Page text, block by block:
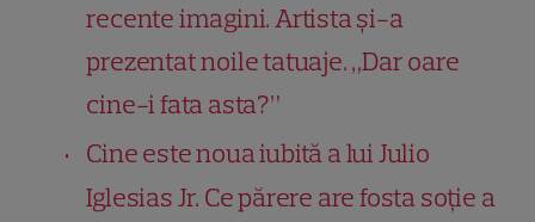
recente imagini. Artista și-a
prezentat noile tatuaje. „Dar oare
cine-i fata asta?”
Cine este noua iubită a lui Julio
Iglesias Jr. Ce părere are fosta soție a